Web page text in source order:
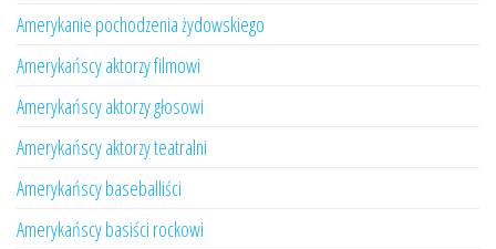
Amerykanie pochodzenia żydowskiego
Amerykańscy aktorzy filmowi
Amerykańscy aktorzy głosowi
Amerykańscy aktorzy teatralni
Amerykańscy baseballiści
Amerykańscy basiści rockowi